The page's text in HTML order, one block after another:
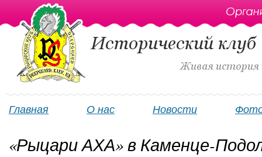
Главная О нас Новости
«Рыцари АХА» в Каменце-